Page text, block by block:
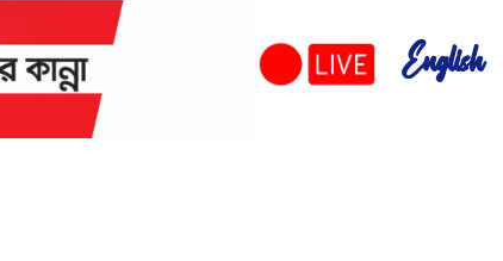
English